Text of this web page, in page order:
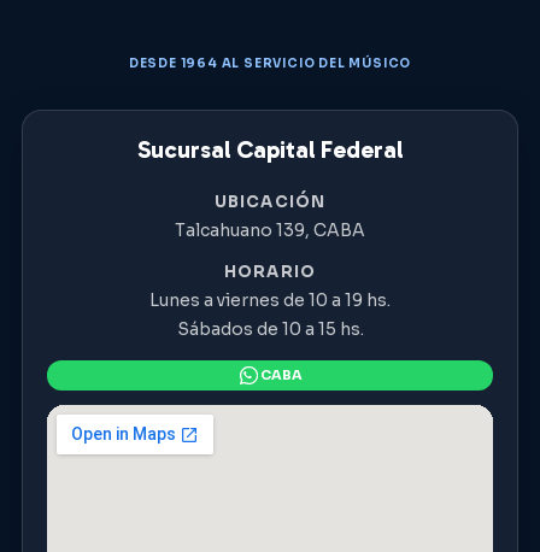
DESDE 1964 AL SERVICIO DEL MÚSICO
Sucursal Capital Federal
UBICACIÓN
Talcahuano 139, CABA
HORARIO
Lunes a viernes de 10 a 19 hs.
Sábados de 10 a 15 hs.